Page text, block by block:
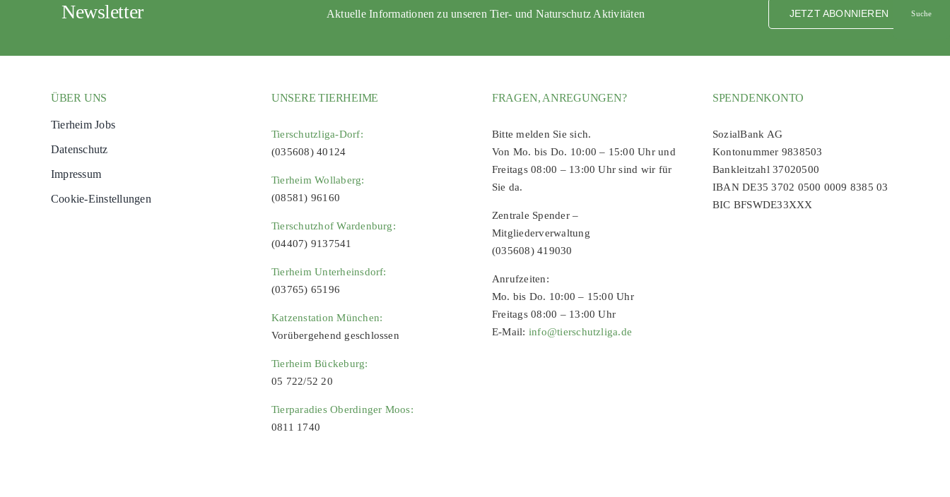
Suche
Newsletter Aktuelle Informationen zu unseren Tier- und Naturschutz Aktivitäten JETZT ABONNIEREN
ÜBER UNS
Tierheim Jobs
Datenschutz
Impressum
Cookie-Einstellungen
UNSERE TIERHEIME
Tierschutzliga-Dorf:
(035608) 40124
Tierheim Wollaberg:
(08581) 96160
Tierschutzhof Wardenburg:
(04407) 9137541
Tierheim Unterheinsdorf:
(03765) 65196
Katzenstation München:
Vorübergehend geschlossen
Tierheim Bückeburg:
05 722/52 20
Tierparadies Oberdinger Moos:
0811 1740
FRAGEN, ANREGUNGEN?
Bitte melden Sie sich.
Von Mo. bis Do. 10:00 – 15:00 Uhr und
Freitags 08:00 – 13:00 Uhr sind wir für
Sie da.
Zentrale Spender –
Mitgliederverwaltung
(035608) 419030
Anrufzeiten:
Mo. bis Do. 10:00 – 15:00 Uhr
Freitags 08:00 – 13:00 Uhr
E-Mail: info@tierschutzliga.de
SPENDENKONTO
SozialBank AG
Kontonummer 9838503
Bankleitzahl 37020500
IBAN DE35 3702 0500 0009 8385 03
BIC BFSWDE33XXX